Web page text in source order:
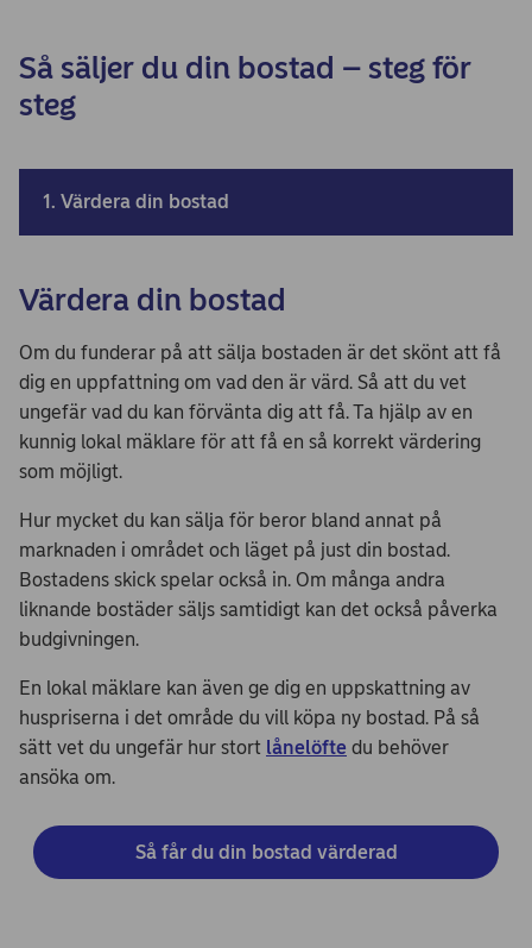
Så säljer du din bostad – steg för
steg
1. Värdera din bostad
Värdera din bostad
Om du funderar på att sälja bostaden är det skönt att få
dig en uppfattning om vad den är värd. Så att du vet
ungefär vad du kan förvänta dig att få. Ta hjälp av en
kunnig lokal mäklare för att få en så korrekt värdering
som möjligt.
Hur mycket du kan sälja för beror bland annat på
marknaden i området och läget på just din bostad.
Bostadens skick spelar också in. Om många andra
liknande bostäder säljs samtidigt kan det också påverka
budgivningen.
En lokal mäklare kan även ge dig en uppskattning av
huspriserna i det område du vill köpa ny bostad. På så
sätt vet du ungefär hur stort lånelöfte du behöver
ansöka om.
Så får du din bostad värderad